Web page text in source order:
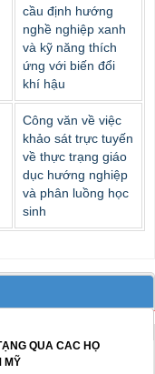
cầu định hướng
nghề nghiệp xanh
và kỹ năng thích
ứng với biến đổi
khí hậu
Công văn về việc
khảo sát trực tuyến
về thực trạng giáo
dục hướng nghiệp
và phân luồng học
sinh
QUÀ CÁC HỘ
MỸ